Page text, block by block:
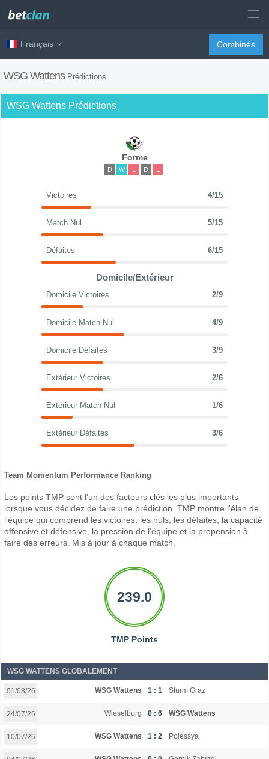
Français Combinés
WSG Wattens Prédictions
WSG Wattens Prédictions
Forme
D W L D L
Victoires 4/15
Match Nul 5/15
Défaites 6/15
Domicile/Extérieur
Domicile Victoires 2/9
Domicile Match Nul 4/9
Domicile Défaites 3/9
Extérieur Victoires 2/6
Extérieur Match Nul 1/6
Extérieur Défaites 3/6
Team Momentum Performance Ranking
Les points TMP sont l'un des facteurs clés les plus importants
lorsque vous décidez de faire une prédiction. TMP montre l'élan de
l'équipe qui comprend les victoires, les nuls, les défaites, la capacité
offensive et défensive, la pression de l'équipe et la propension à
faire des erreurs. Mis à jour à chaque match.
239.0
TMP Points
WSG WATTENS GLOBALEMENT
01/08/26 WSG Wattens 1 : 1 Sturm Graz
24/07/26 Wieselburg 0 : 6 WSG Wattens
10/07/26 WSG Wattens 1 : 2 Polessya